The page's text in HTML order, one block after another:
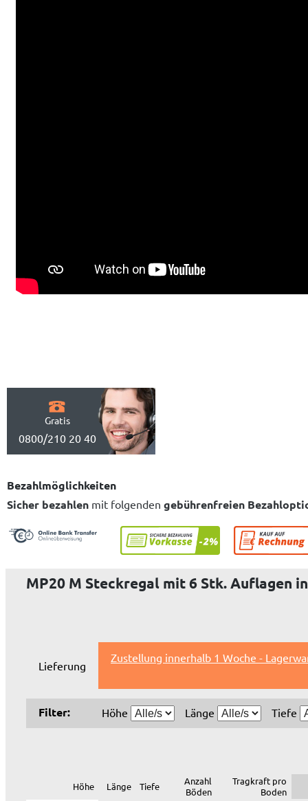
Gratis
0800/210 20 40
Bezahlmöglichkeiten
Sicher bezahlen mit folgenden gebührenfreien
MP20 M Steckregal mit 6 Stk. Auflagen
Lieferung
Zustellung innerhalb 1 Woche -
Filter: Höhe Länge Tiefe
Höhe Länge Tiefe
Anzahl
Böden
Tragkraft pro
Boden